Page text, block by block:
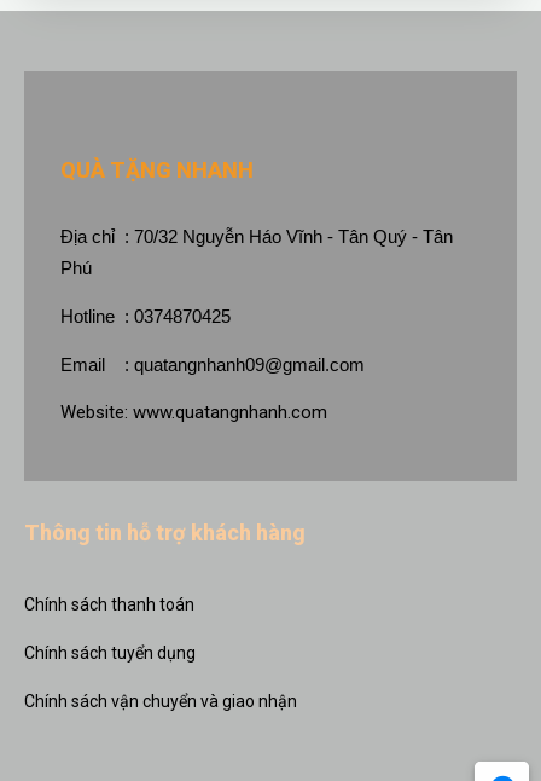
QUÀ TẶNG NHANH
Địa chỉ : 70/32 Nguyễn Háo Vĩnh - Tân Quý - Tân
Phú
Hotline : 0374870425
Email : quatangnhanh09@gmail.com
Website: www.quatangnhanh.com
Thông tin hỗ trợ khách hàng
Chính sách thanh toán
Chính sách tuyển dụng
Chính sách vận chuyển và giao nhận